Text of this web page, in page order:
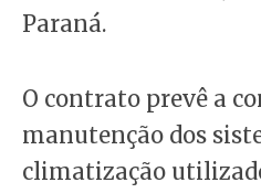
Paraná.
O contrato prevê a
manutenção dos
climatização